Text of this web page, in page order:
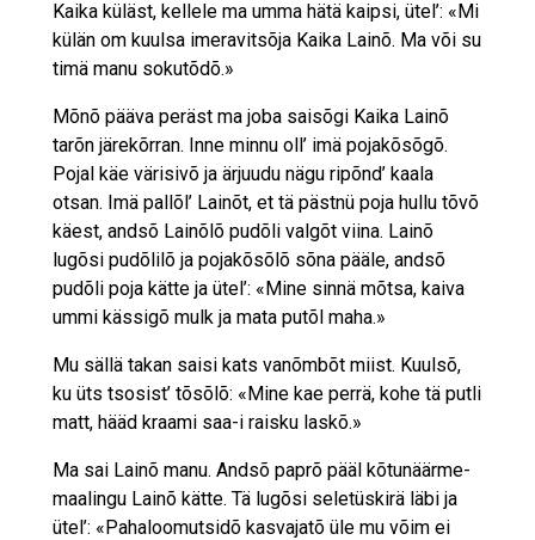
Kaika küläst, kellele ma umma hätä kaipsi, ütel’: «Mi
külän om kuulsa imeravitsõja Kaika Lainõ. Ma või su
timä manu sokutõdõ.»
Mõnõ pääva peräst ma joba saisõgi Kaika Lainõ
tarõn järekõrran. Inne minnu oll’ imä pojakõsõgõ.
Pojal käe värisivõ ja ärjuudu nägu ripõnd’ kaala
otsan. Imä pallõl’ Lainõt, et tä pästnü poja hullu tõvõ
käest, andsõ Lainõlõ pudõli valgõt viina. Lainõ
lugõsi pudõlilõ ja pojakõsõlõ sõna pääle, andsõ
pudõli poja kätte ja ütel’: «Mine sinnä mõtsa, kaiva
ummi kässigõ mulk ja mata putõl maha.»
Mu sällä takan saisi kats vanõmbõt miist. Kuulsõ,
ku üts tsosist’ tõsõlõ: «Mine kae perrä, kohe tä putli
matt, hääd kraami saa-i raisku laskõ.»
Ma sai Lainõ manu. Andsõ paprõ pääl kõtunäärme-
maalingu Lainõ kätte. Tä lugõsi seletüskirä läbi ja
ütel’: «Pahaloomutsidõ kasvajatõ üle mu võim ei